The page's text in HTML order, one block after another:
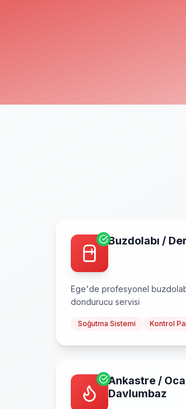
Buzdolabı /
Ege'de profesyonel
dondurucu servisi
Soğutma Sistemi Kontrol
Ankastre /
Davlumbaz